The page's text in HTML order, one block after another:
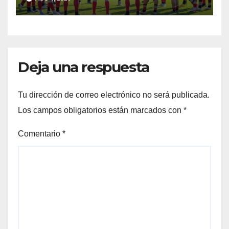
Deja una respuesta
Tu dirección de correo electrónico no será publicada.
Los campos obligatorios están marcados con *
Comentario *